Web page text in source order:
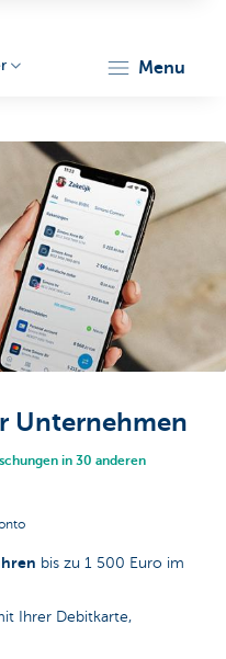
menu
Unternehmen
in 30 anderen
bis zu 1 500 Euro im
Ihrer Debitkarte,